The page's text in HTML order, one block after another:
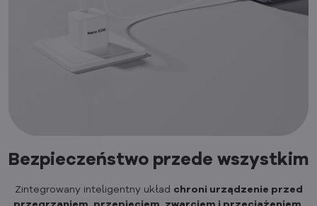
Bezpieczeństwo przede wszystkim
Zintegrowany inteligentny układ chroni urządzenie przed